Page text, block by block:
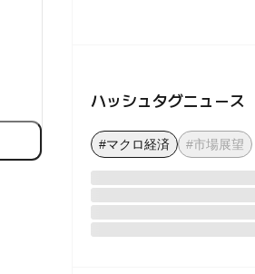
ハッシュタグニュース
#マクロ経済 #市場展望